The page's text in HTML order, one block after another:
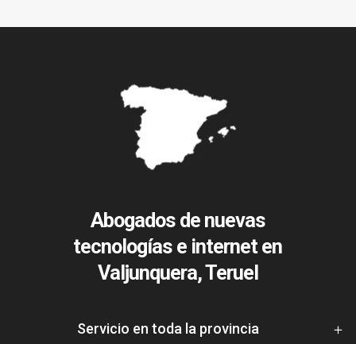
Abogados de nuevas
tecnologías e internet en
Valjunquera, Teruel
Servicio en toda la provincia